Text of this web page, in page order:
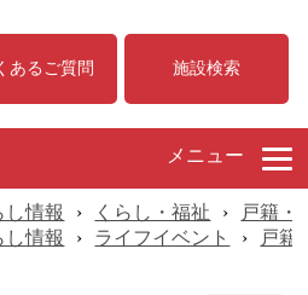
あるご質問 施設検索
メニュー
し情報 › くらし・福祉 ›
戸籍・
し情報 › ライフイベント › 戸籍